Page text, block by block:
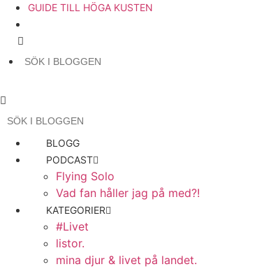
GUIDE TILL HÖGA KUSTEN
BLOGG
PODCAST
Flying Solo
Vad fan håller jag på med?!
KATEGORIER
#Livet
listor.
mina djur & livet på landet.